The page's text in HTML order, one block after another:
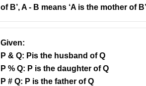
of B’, A - B means ‘A is the mother of
Given:
P & Q: Pis the husband of Q
P % Q: P is the daughter of Q
P # Q: P is the father of Q